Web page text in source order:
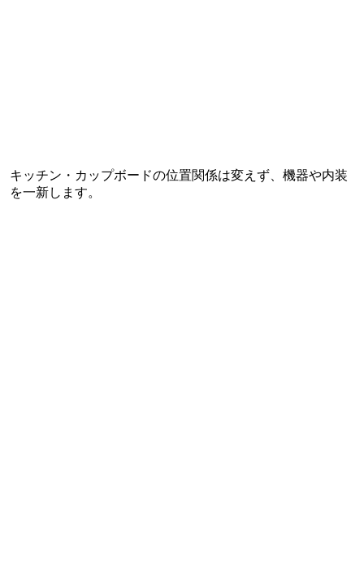
キッチン・カップボードの位置関係は変えず、機器や内装
を一新します。